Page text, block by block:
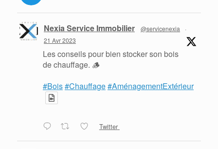
Nexia Service Immobilier @servicenexia
·
21 Avr 2023
Les conseils pour bien stocker son bois
de chauffage. 🪵
#Bois#Chauffage#AménagementExtérieur
Twitter